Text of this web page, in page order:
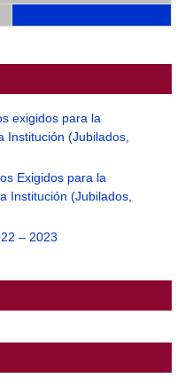
exigidos para la
Institución (Jubilados,
Exigidos para la
Institución (Jubilados,
– 2023